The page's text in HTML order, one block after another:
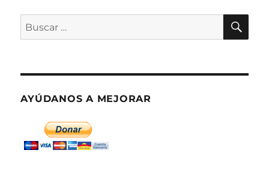
Buscar
por:
AYÚDANOS A MEJORAR